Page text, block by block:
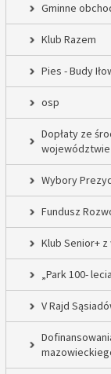
Gminne
Klub Razem
Pies - Budy
osp
Dopłaty ze
województwie
Wybory
Fundusz
Klub Senior+
„Park 100-
V Rajd